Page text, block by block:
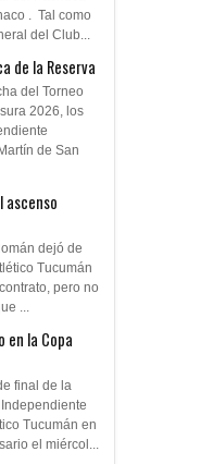
. Tal como
del Club...
de la Reserva
del Torneo
2026, los
de San
ascenso
dejó de
Tucumán
pero no
...
en la Copa
final de la
Tucumán en
el miércol...